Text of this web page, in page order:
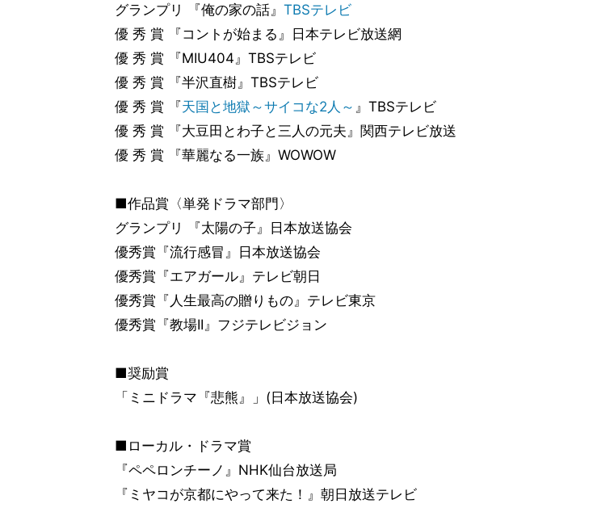
グランプリ 『俺の家の話』 TBSテレビ
優 秀 賞 『コントが始まる』日本テレビ放送網
優 秀 賞 『MIU404』TBSテレビ
優 秀 賞 『半沢直樹』TBSテレビ
優 秀 賞 『天国と地獄～サイコな2人～ 』TBSテレビ
優 秀 賞 『大豆田とわ子と三人の元夫』関西テレビ放送
優 秀 賞 『華麗なる一族』WOWOW
■作品賞〈単発ドラマ部門〉
グランプリ 『太陽の子』日本放送協会
優秀賞『流行感冒』日本放送協会
優秀賞『エアガール』テレビ朝日
優秀賞『人生最高の贈りもの』テレビ東京
優秀賞『教場II』フジテレビジョン
■奨励賞
「ミニドラマ『悲熊』」(日本放送協会)
■ローカル・ドラマ賞
『ペペロンチーノ』NHK仙台放送局
『ミヤコが京都にやって来た！』朝日放送テレビ